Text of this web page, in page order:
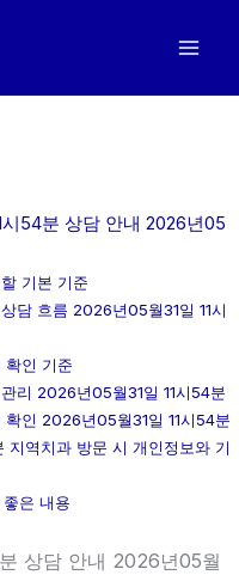
시54분 상담 안내 2026년05
기본 기준
담 흐름 2026년05월31일 11시
확인 기준
리 2026년05월31일 11시54분
인 2026년05월31일 11시54분
지역치과 방문 시 개인정보와 기
은 내용
상담 안내 2026년05월